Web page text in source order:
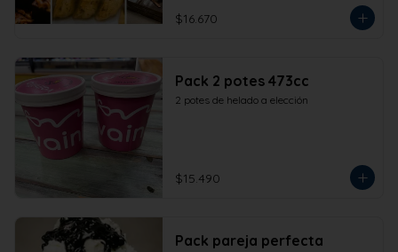
$16.670
Pack 2 potes 473cc
2 potes de helado a elección
$15.490
Pack pareja perfecta